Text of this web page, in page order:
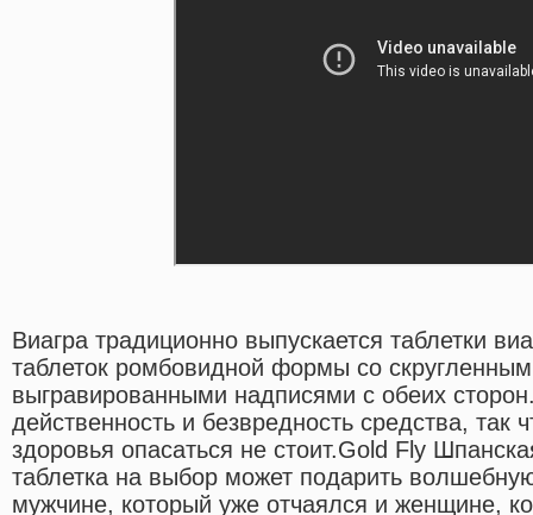
Виагра традиционно выпускается таблетки
таблеток ромбовидной формы со
выгравированными надписями с обеих
действенность и безвредность средства, так
здоровья опасаться не стоит.Gold Fly
таблетка на выбор может подарить
мужчине, который уже отчаялся и женщине,